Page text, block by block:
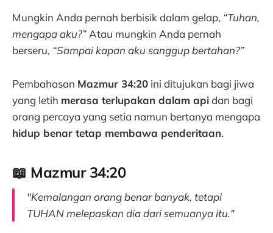
Mungkin Anda pernah berbisik dalam gelap, “Tuhan,
mengapa aku?”Atau mungkin Anda pernah
berseru, “Sampai kapan aku sanggup bertahan?”
Pembahasan Mazmur 34:20 ini ditujukan bagi jiwa
yang letih merasa terlupakan dalam apidan bagi
orang percaya yang setia namun bertanya mengapa
hidup benar tetap membawa penderitaan.
📖 Mazmur 34:20
"Kemalangan orang benar banyak, tetapi
TUHAN melepaskan dia dari semuanya itu."